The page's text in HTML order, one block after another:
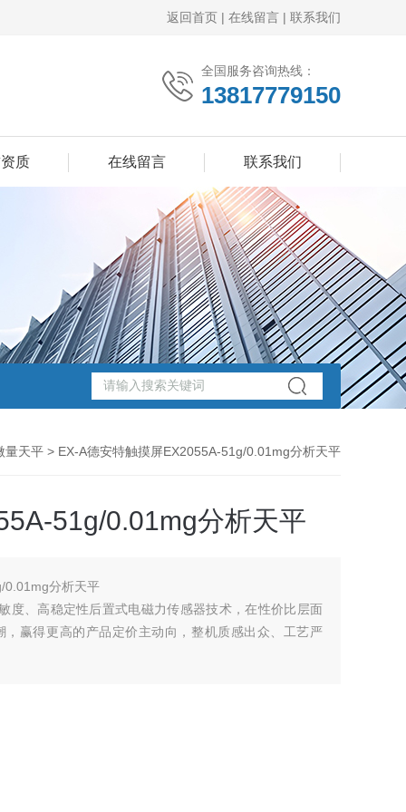
返回首页 | 在线留言 | 联系我们
全国服务咨询热线：
13817779150
质 在线留言 联系我们
量天平 > EX-A德安特触摸屏EX2055A-51g/0.01mg分析天平
51g/0.01mg分析天平
0.01mg分析天平
度、高稳定性后置式电磁力传感器技术，在性价比层面
赢得更高的产品定价主动向，整机质感出众、工艺严